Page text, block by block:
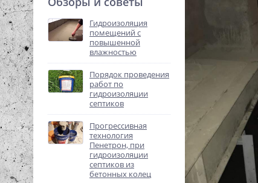
Гидроизоляция
помещений с
повышенной
влажностью
Порядок проведения
работ по
гидроизоляции
септиков
Прогрессивная
технология
Пенетрон, при
гидроизоляции
септиков из
бетонных колец